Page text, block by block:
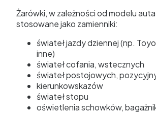
Żarówki, w zależności od modelu
stosowane jako zamienniki:
świateł jazdy dziennej (np.
inne)
świateł cofania, wstecznych
świateł postojowych,
kierunkowskazów
świateł stopu
oświetlenia schowków,